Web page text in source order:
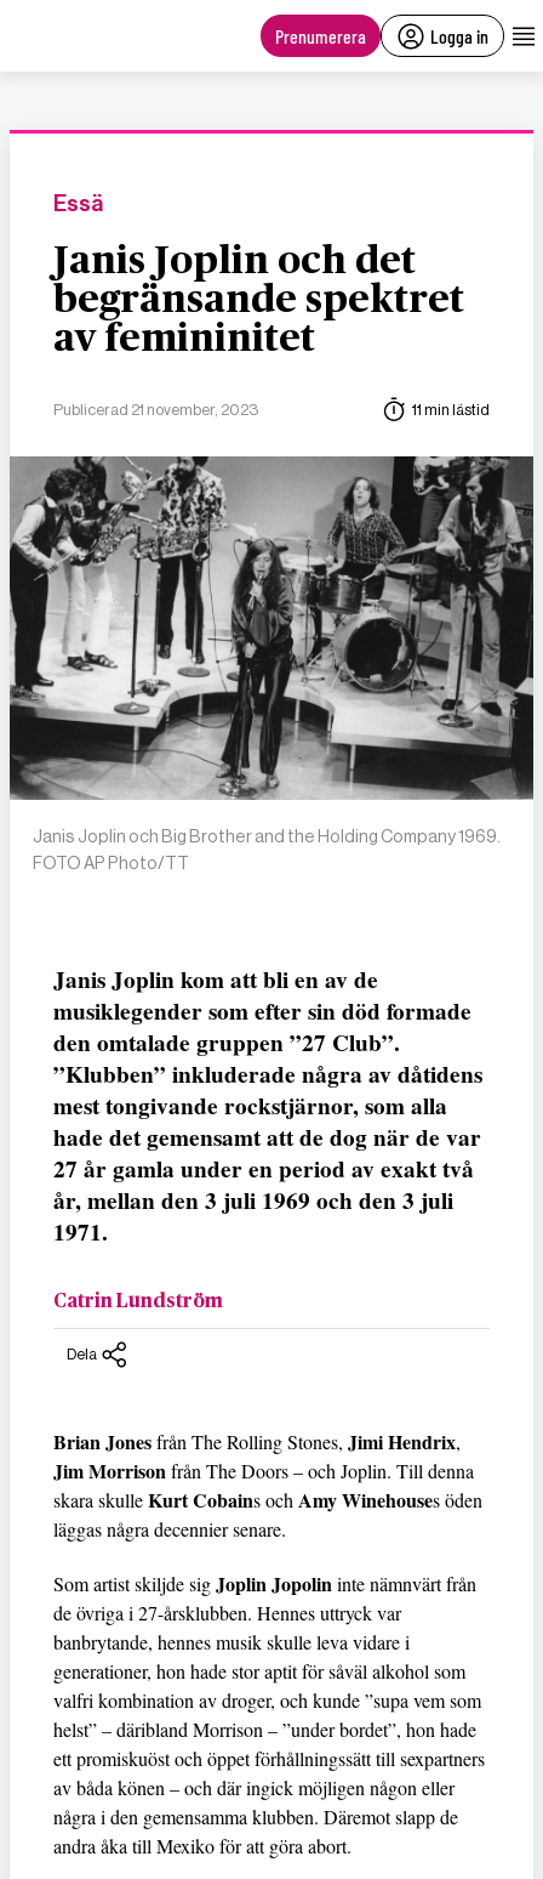
Prenumerera Logga in
Essä
Janis Joplin och det
begränsande spektret
av femininitet
Publicerad 21 november, 2023 11 min lästid
Janis Joplin och Big Brother and the Holding Company 1969.
FOTO AP Photo/TT
Janis Joplin kom att bli en av de
musiklegender som efter sin död formade
den omtalade gruppen ”27 Club”.
”Klubben” inkluderade några av dåtidens
mest tongivande rockstjärnor, som alla
hade det gemensamt att de dog när de var
27 år gamla under en period av exakt två
år, mellan den 3 juli 1969 och den 3 juli
1971.
Catrin Lundström
Dela
Brian Jonesfrån The Rolling Stones, Jimi Hendrix,
Jim Morrisonfrån The Doors – och Joplin. Till denna
skara skulleKurt Cobains och Amy Winehouses öden
läggas några decennier senare.
Som artist skiljde sigJoplin Jopolininte nämnvärt från
de övriga i 27-årsklubben. Hennes uttryck var
banbrytande, hennes musik skulle leva vidare i
generationer, hon hade stor aptit för såväl alkohol som
valfri kombination av droger, och kunde ”supa vem som
helst” – däribland Morrison – ”under bordet”, hon hade
ett promiskuöst och öppet förhållningssätt till sexpartners
av båda könen – och där ingick möjligen någon eller
några i den gemensamma klubben. Däremot slapp de
andra åka till Mexiko för att göra abort.